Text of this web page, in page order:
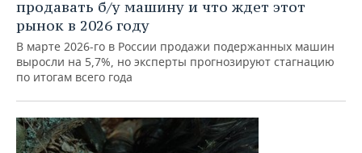
продавать б/у машину и что ждет этот
рынок в 2026 году
В марте 2026-го в России продажи подержанных машин
выросли на 5,7%, но эксперты прогнозируют стагнацию
по итогам всего года